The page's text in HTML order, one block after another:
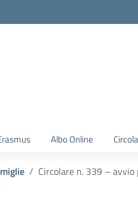
Albo Online
Circolare n. 339 – avvio